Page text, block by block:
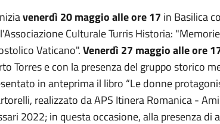
venerdì 20 maggio alle ore 17 in Basilica
Culturale Turris Historia:
Vaticano".Venerdì 27 maggio alle ore
Torres e con la presenza del gruppo storico
in anteprima il libro “Le donne
realizzato da APS Itinera Romanica -
2022; in questa occasione, alla presenza